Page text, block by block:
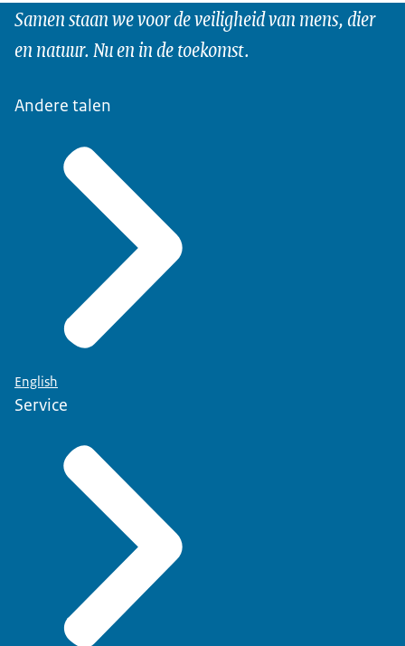
Samen staan we voor de veiligheid van mens, dier
en natuur. Nu en in de toekomst.
Andere talen
English
Service